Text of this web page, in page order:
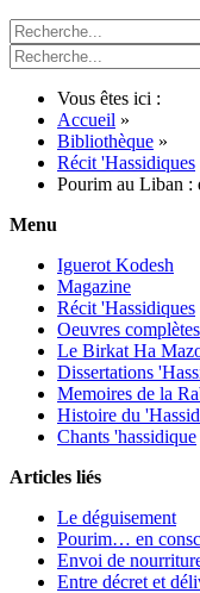
Vous êtes ici :
Accueil »
Bibliothèque »
Récit 'Hassidiques
Pourim au Liban :
Menu
Iguerot Kodesh
Magazine
Récit 'Hassidiques
Oeuvres complètes
Le Birkat Ha
Dissertations
Memoires de la
Histoire du
Chants 'hassidique
Articles liés
Le déguisement
Pourim… en
Envoi de
Entre décret et